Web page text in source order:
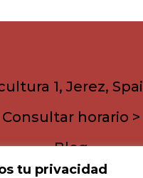
tu privacidad
1, Jerez,
Consultar horario >
Blog